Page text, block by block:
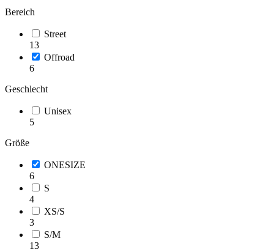
Bereich
Street
13
Offroad
6
Geschlecht
Unisex
5
Größe
ONESIZE
6
S
4
XS/S
3
S/M
13